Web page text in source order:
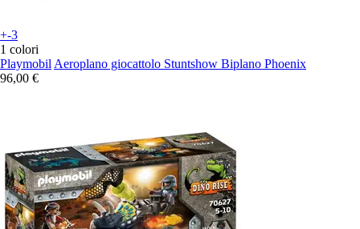
+-3
1 colori
Playmobil Aeroplano giocattolo Stuntshow Biplano Phoenix
96,00 €